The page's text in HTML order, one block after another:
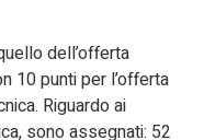
dell’offerta
10 punti per l’offerta
Riguardo ai
sono assegnati: 52